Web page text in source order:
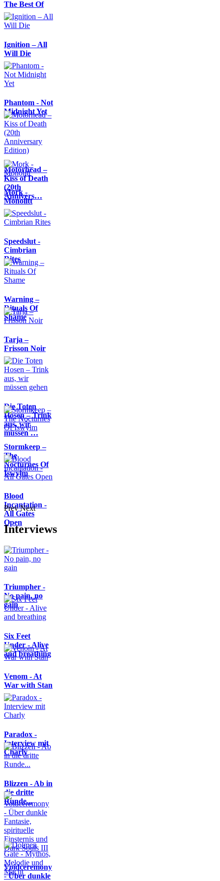
The Best Of
Ignition – All
Will Die
Phantom - Not
Midnight Yet
Motörhead –
Kiss of Death
(20th
Annivers…
Mork -
Monolitt
Speedslut -
Cimbrian
Rites
Warning –
Rituals Of
Shame
Tarja –
Frisson Noir
Die Toten
Hosen – Trink
aus, wir
müssen …
Stormkeep –
The
Nocturnes Of
Iswylm
Blood
Incantation -
All Gates
Open
Prev Next
Interviews
Triumpher -
No pain, no
gain
Six Feet
Under - Alive
and breathing
Venom - At
War with Stan
Paradox -
Interview mit
Charly
Blizzen - Ab in
die dritte
Runde...
Voidceremony
- Über dunkle